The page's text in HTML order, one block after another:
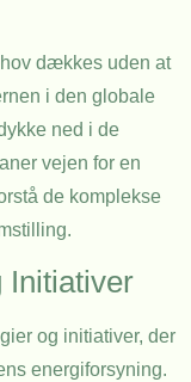
dækkes uden at
i den globale
ned i de
vejen for en
de komplekse
Initiativer
og initiativer, der
energiforsyning.